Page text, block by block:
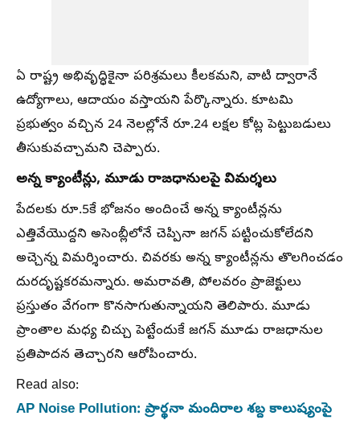
ఏ రాష్ట్ర అభివృద్ధికైనా పరిశ్రమలు కీలకమని, వాటి ద్వారానే
ఉద్యోగాలు, ఆదాయం వస్తాయని పేర్కొన్నారు. కూటమి
ప్రభుత్వం వచ్చిన 24 నెలల్లోనే రూ.24 లక్షల కోట్ల పెట్టుబడులు
తీసుకువచ్చామని చెప్పారు.
అన్న క్యాంటీన్లు, మూడు రాజధానులపై విమర్శలు
పేదలకు రూ.5కే భోజనం అందించే అన్న క్యాంటీన్లను
ఎత్తివేయొద్దని అసెంబ్లీలోనే చెప్పినా జగన్ పట్టించుకోలేదని
అచ్చెన్న విమర్శించారు. చివరకు అన్న క్యాంటీన్లను తొలగించడం
దురదృష్టకరమన్నారు. అమరావతి, పోలవరం ప్రాజెక్టులు
ప్రస్తుతం వేగంగా కొనసాగుతున్నాయని తెలిపారు. మూడు
ప్రాంతాల మధ్య చిచ్చు పెట్టేందుకే జగన్ మూడు రాజధానుల
ప్రతిపాదన తెచ్చారని ఆరోపించారు.
Read also:
AP Noise Pollution: ప్రార్థనా మందిరాల శబ్ద కాలుష్యంపై